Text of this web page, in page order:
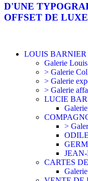
D'UNE
OFFSET DE LUXE
LOUIS BARNIER
Galerie
> Galerie
> Galerie
> Galerie
LUCIE
>
CARTES